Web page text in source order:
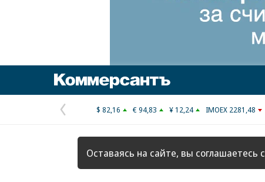
Предыдущая
страница
$ 82,16 € 94,83 ¥ 12,24 IMOEX 2281,48
Оставаясь на сайте, вы соглашаетесь с